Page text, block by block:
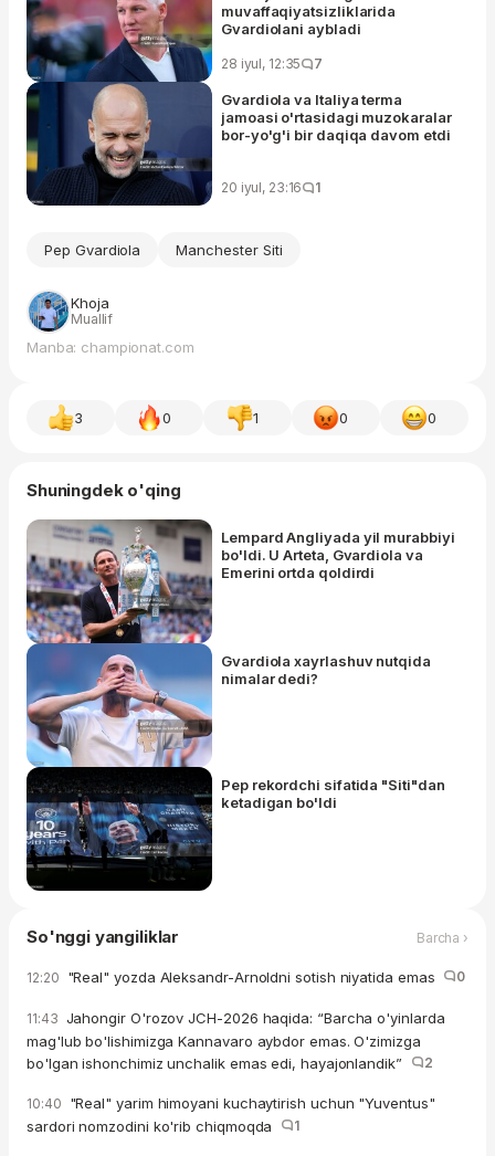
muvaffaqiyatsizliklarida
Gvardiolani aybladi
28 iyul, 12:35 7
Gvardiola va Italiya terma
jamoasi o'rtasidagi muzokaralar
bor-yo'g'i bir daqiqa davom etdi
20 iyul, 23:16 1
Pep Gvardiola Manchester Siti
Khoja
Muallif
Manba: championat.com
3 0 1 0 0
Shuningdek o'qing
Lempard Angliyada yil murabbiyi
bo'ldi. U Arteta, Gvardiola va
Emerini ortda qoldirdi
Gvardiola xayrlashuv nutqida
nimalar dedi?
Pep rekordchi sifatida "Siti"dan
ketadigan bo'ldi
So'nggi yangiliklar Barcha ›
12:20 "Real" yozda Aleksandr-Arnoldni sotish niyatida emas 0
11:43 Jahongir O'rozov JCH-2026 haqida: “Barcha o'yinlarda
mag'lub bo'lishimizga Kannavaro aybdor emas. O'zimizga
bo'lgan ishonchimiz unchalik emas edi, hayajonlandik”
2
10:40 "Real" yarim himoyani kuchaytirish uchun "Yuventus"
sardori nomzodini ko'rib chiqmoqda
1